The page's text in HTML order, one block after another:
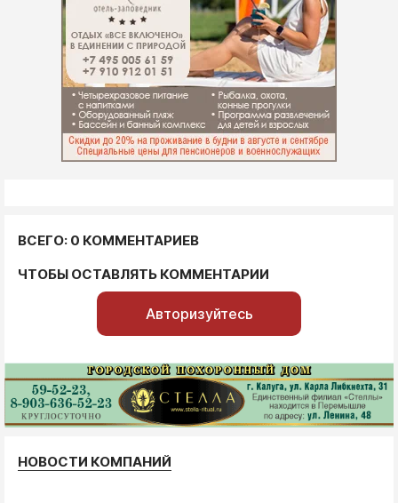
ВСЕГО: 0 КОММЕНТАРИЕВ
ЧТОБЫ ОСТАВЛЯТЬ КОММЕНТАРИИ
Авторизуйтесь
НОВОСТИ КОМПАНИЙ